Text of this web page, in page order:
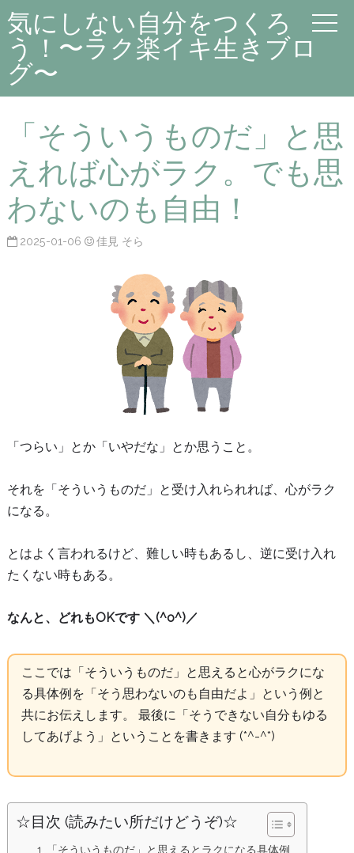
気にしない自分をつくろ
う！〜ラク楽イキ生きブロ
グ〜
「そういうものだ」と思
えれば心がラク。でも思
わないのも自由！
2025-01-06 佳見 そら
「つらい」とか「いやだな」とか思うこと。
それを「そういうものだ」と受け入れられれば、心がラク
になる。
とはよく言われるけど、難しい時もあるし、逆に受け入れ
たくない時もある。
なんと、どれもOKです ＼(^o^)／
ここでは「そういうものだ」と思えると心がラクにな
る具体例を「そう思わないのも自由だよ」という例と
共にお伝えします。 最後に「そうできない自分もゆる
してあげよう」ということを書きます (*^-^*)
☆目次 (読みたい所だけどうぞ)☆
「そういうものだ」と思えるとラクになる具体例